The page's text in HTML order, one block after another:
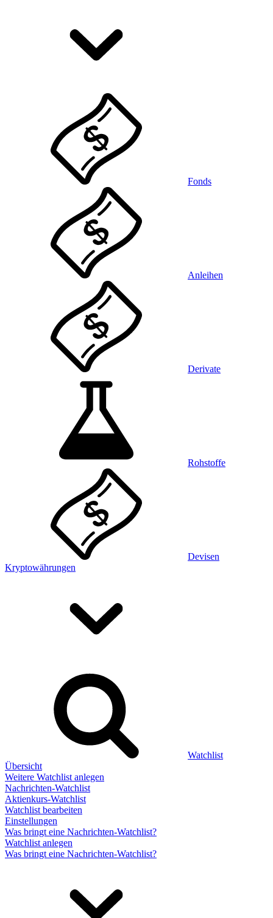
Fonds
Anleihen
Derivate
Rohstoffe
Devisen
Kryptowährungen
Watchlist
Übersicht
Weitere Watchlist anlegen
Nachrichten-Watchlist
Aktienkurs-Watchlist
Watchlist bearbeiten
Einstellungen
Was bringt eine Nachrichten-Watchlist?
Watchlist anlegen
Was bringt eine Nachrichten-Watchlist?